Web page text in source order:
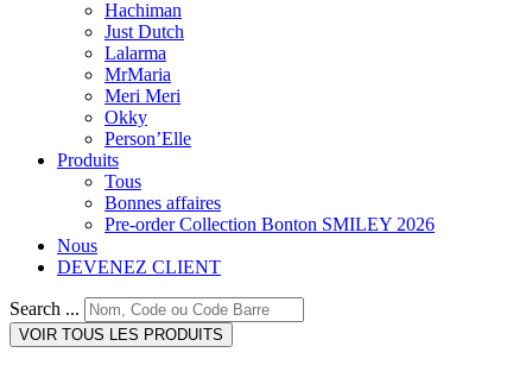
Hachiman
Just Dutch
Lalarma
MrMaria
Meri Meri
Okky
Person’Elle
Produits
Tous
Bonnes affaires
Pre-order Collection Bonton SMILEY 2026
Nous
DEVENEZ CLIENT
Search ...
VOIR TOUS LES PRODUITS